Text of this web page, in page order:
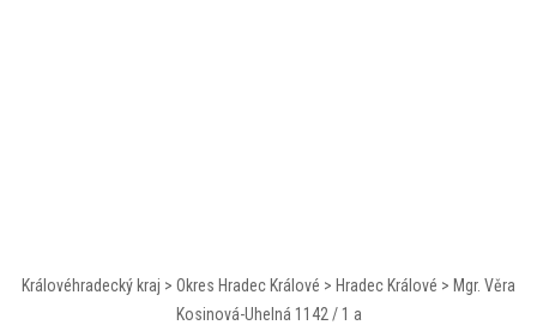
Královéhradecký kraj > Okres Hradec Králové > Hradec Králové > Mgr. Věra
Kosinová-Uhelná 1142 / 1 a